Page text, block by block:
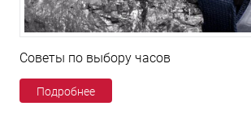
Советы по выбору часов
Подробнее